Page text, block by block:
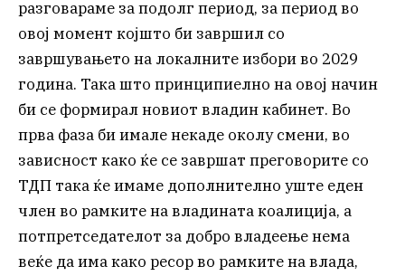
разговараме за подолг период, за период во
овој момент којшто би завршил со
завршувањето на локалните избори во 2029
година. Така што принципиелно на овој начин
би се формирал новиот владин кабинет. Во
прва фаза би имале некаде околу смени, во
зависност како ќе се завршат преговорите со
ТДП така ќе имаме дополнително уште еден
член во рамките на владината коалиција, а
потпретседателот за добро владеење нема
веќе да има како ресор во рамките на влада,